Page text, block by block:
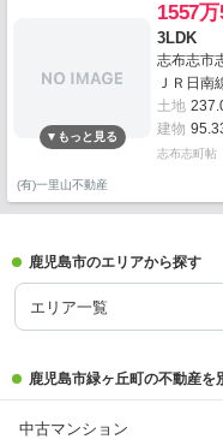
1557
3LDK
志布志市
ＪＲ日南
土地
建物
志布志町帖
(有)一里山不動産
鹿児島市のエリアから探す
エリア一覧
鹿児島市緑ヶ丘町の不動産を
中古マンション